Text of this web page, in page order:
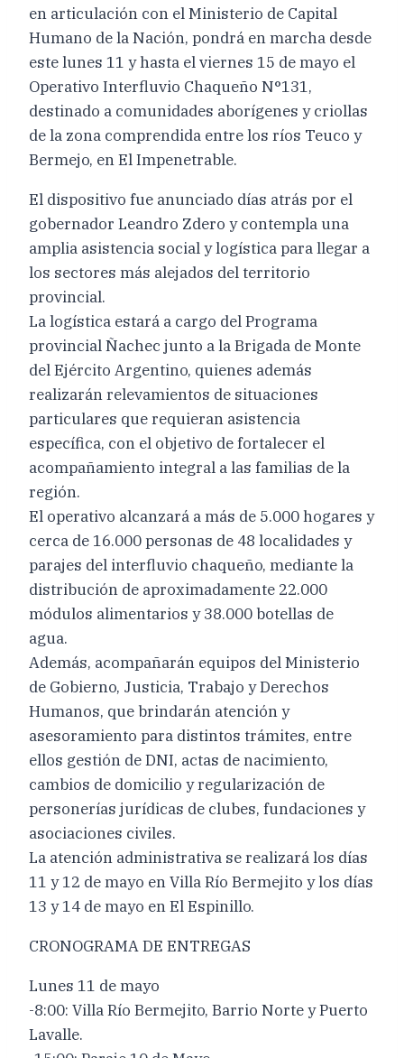
en articulación con el Ministerio de Capital
Humano de la Nación, pondrá en marcha desde
este lunes 11 y hasta el viernes 15 de mayo el
Operativo Interfluvio Chaqueño N°131,
destinado a comunidades aborígenes y criollas
de la zona comprendida entre los ríos Teuco y
Bermejo, en El Impenetrable.
El dispositivo fue anunciado días atrás por el
gobernador Leandro Zdero y contempla una
amplia asistencia social y logística para llegar a
los sectores más alejados del territorio
provincial.
La logística estará a cargo del Programa
provincial Ñachec junto a la Brigada de Monte
del Ejército Argentino, quienes además
realizarán relevamientos de situaciones
particulares que requieran asistencia
específica, con el objetivo de fortalecer el
acompañamiento integral a las familias de la
región.
El operativo alcanzará a más de 5.000 hogares y
cerca de 16.000 personas de 48 localidades y
parajes del interfluvio chaqueño, mediante la
distribución de aproximadamente 22.000
módulos alimentarios y 38.000 botellas de
agua.
Además, acompañarán equipos del Ministerio
de Gobierno, Justicia, Trabajo y Derechos
Humanos, que brindarán atención y
asesoramiento para distintos trámites, entre
ellos gestión de DNI, actas de nacimiento,
cambios de domicilio y regularización de
personerías jurídicas de clubes, fundaciones y
asociaciones civiles.
La atención administrativa se realizará los días
11 y 12 de mayo en Villa Río Bermejito y los días
13 y 14 de mayo en El Espinillo.
CRONOGRAMA DE ENTREGAS
Lunes 11 de mayo
-8:00: Villa Río Bermejito, Barrio Norte y Puerto
Lavalle.